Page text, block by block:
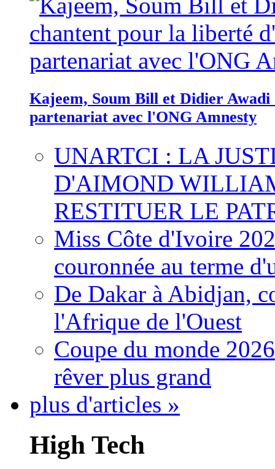
Kajeem, Soum Bill et Didier
partenariat avec l'ONG Amnesty
UNARTCI : LA
D'AIMOND
RESTITUER LE
Miss Côte d'Ivoire
couronnée au terme
De Dakar à Abidjan,
l'Afrique de l'Ouest
Coupe du monde
rêver plus grand
plus d'articles »
High Tech